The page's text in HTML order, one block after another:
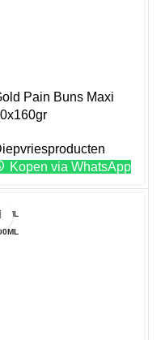
Pain Buns Maxi
Kopen via WhatsApp